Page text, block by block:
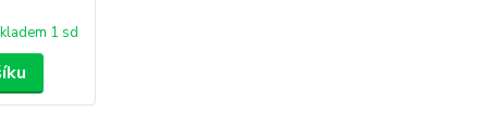
1 sd